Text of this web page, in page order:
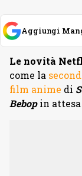
Aggiungi
Le novità
come la
film anime di
Bebopin